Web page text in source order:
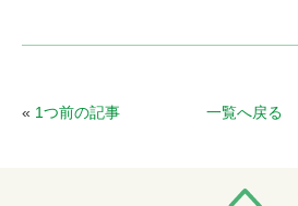
« 1つ前の記事 一覧へ戻る